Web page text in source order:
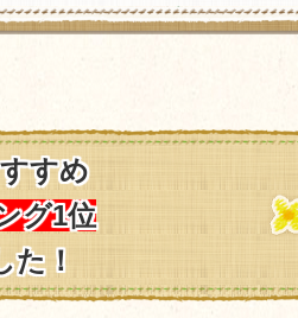
すめ
グ1位
た！